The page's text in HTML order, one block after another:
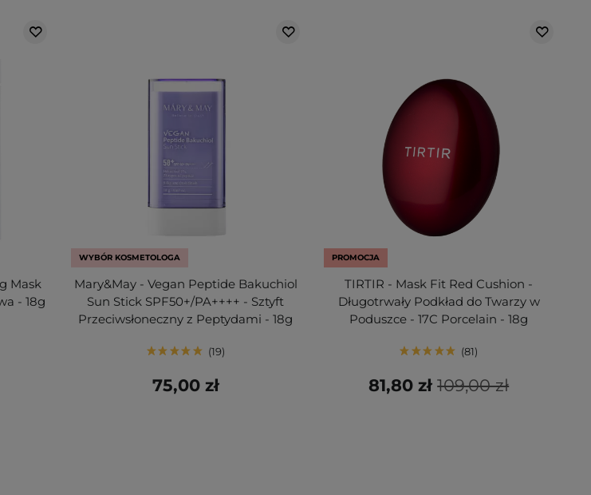
Mask
- 18g
WYBÓR KOSMETOLOGA
Mary&May - Vegan Peptide Bakuchiol
Sun Stick SPF50+/PA++++ - Sztyft
Przeciwsłoneczny z Peptydami - 18g
19
75,00 zł
PROMOCJA
TIRTIR - Mask Fit Red Cushion -
Długotrwały Podkład do Twarzy w
Poduszce - 17C Porcelain - 18g
81
109,00 zł
81,80 zł